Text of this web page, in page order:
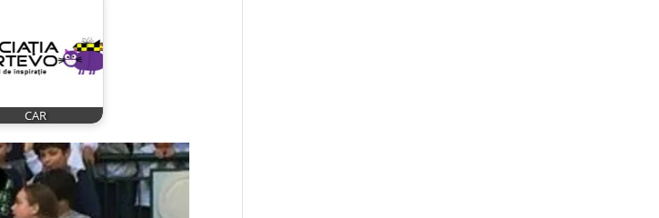
CAR